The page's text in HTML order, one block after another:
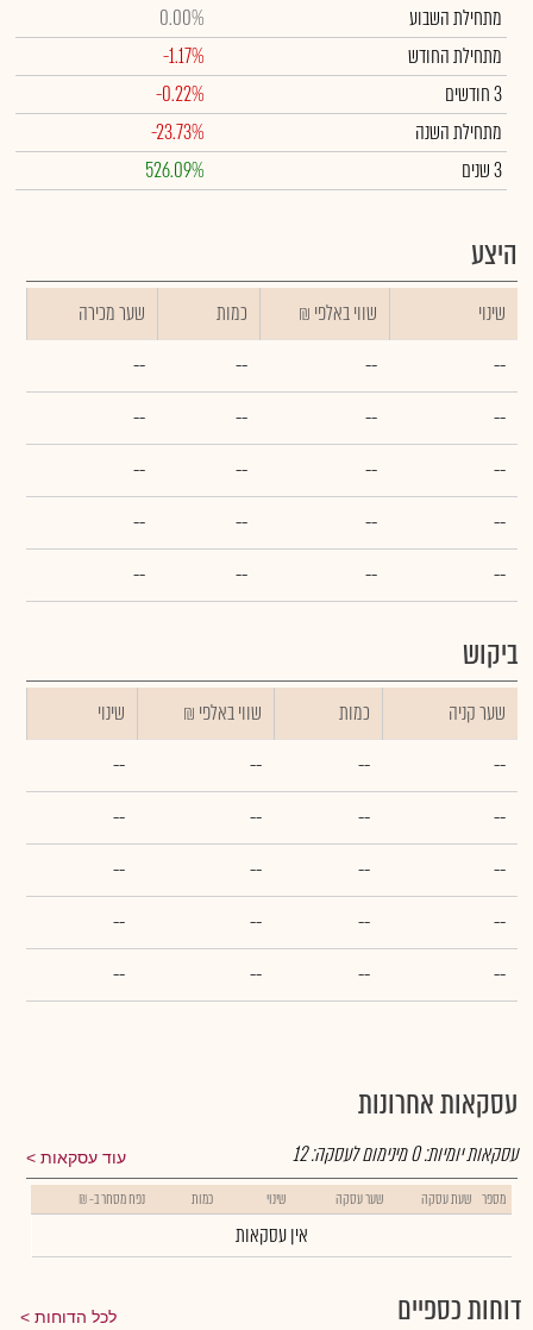
מתחילת השבוע
0.00%
מתחילת החודש
-1.17%
3 חודשים
-0.22%
מתחילת השנה
-23.73%
3 שנים
526.09%
היצע
שינוי ₪ שווי באלפי כמות
שער מכירה
--
--
--
--
--
--
--
--
--
--
--
--
--
--
--
--
--
--
--
--
ביקוש
שער קניה כמות ₪ שווי באלפי
שינוי
--
--
--
--
--
--
--
--
--
--
--
--
--
--
--
--
--
--
--
--
עסקאות אחרונות
עוד עסקאות עסקאות יומיות:0מינימום לעסקה:12
מספר שעת עסקה שער עסקה שינוי כמות נפח מסחר ב- ₪
אין עסקאות
דוחות כספיים לכל הדוחות